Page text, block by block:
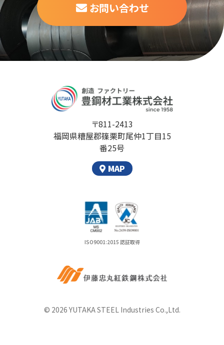
お問い合わせ
〒811-2413
福岡県糟屋郡篠栗町尾仲1丁目15
番25号
MAP
ISO9001:2015 認証取得
© 2026 YUTAKA STEEL Industries Co.,Ltd.